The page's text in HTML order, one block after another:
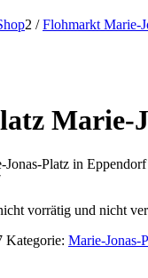
2 / Flohmarkt Marie-
Marie-
Platz in Eppendorf
vorrätig und nicht
Kategorie: Marie-Jonas-